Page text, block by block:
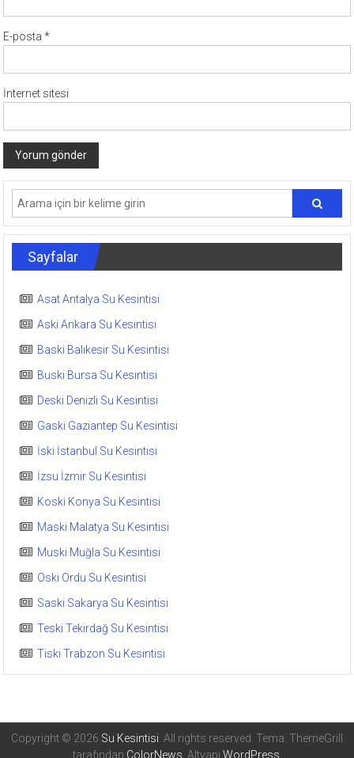
E-posta*
İnternet sitesi
Sayfalar
Asat Antalya Su Kesintisi
Aski Ankara Su Kesintisi
Baski Balıkesir Su Kesintisi
Buski Bursa Su Kesintisi
Deski Denizli Su Kesintisi
Gaski Gaziantep Su Kesintisi
İski İstanbul Su Kesintisi
İzsu İzmir Su Kesintisi
Koski Konya Su Kesintisi
Maski Malatya Su Kesintisi
Muski Muğla Su Kesintisi
Oski Ordu Su Kesintisi
Saski Sakarya Su Kesintisi
Teski Tekirdağ Su Kesintisi
Tiski Trabzon Su Kesintisi
Copyright © 2026 Su Kesintisi . All rights reserved. Tema: ThemeGrill
tarafından ColorNews . Altyapı WordPress